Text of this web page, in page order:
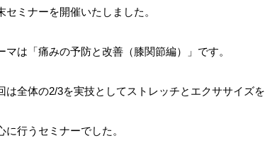
セミナーを開催いたしました。
マは「痛みの予防と改善（膝関節編）」です。
は全体の2/3を実技としてストレッチとエクササイズを
に行うセミナーでした。